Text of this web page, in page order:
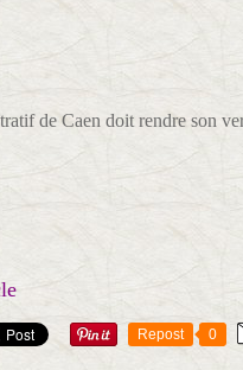
de Caen doit rendre son
Repost 0